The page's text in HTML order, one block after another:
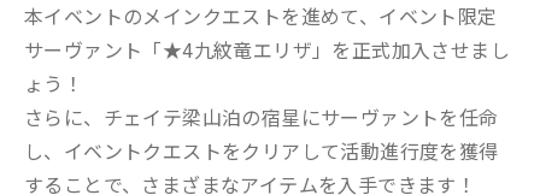
本イベントのメインクエストを進めて、イベント限定
サーヴァント「★4九紋竜エリザ」を正式加入させまし
ょう！
さらに、チェイテ梁山泊の宿星にサーヴァントを任命
し、イベントクエストをクリアして活動進行度を獲得
することで、さまざまなアイテムを入手できます！